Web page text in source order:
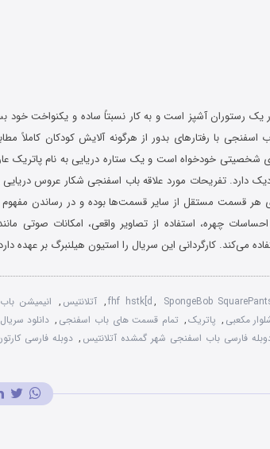
آشپز است و به کار نسبتاً ساده و یکنواخت خود
با رفتارهای بدور از هرگونه آلایش کودکان کاملاً
شخصیتی خودخواه است و یک ستاره دریایی به نام پاتریک
دارد. تفریحات مورد علاقه باب اسفنجی شکار عروس دریایی
هر قسمت مستقل از سایر قسمت‌ها بوده و در رساندن مفهوم
چهره، استفاده از تصاویر واقعی، امکانات صوتی
می‌کند. کارگردانی این سریال را استیون هیلنبرگ بر عهده
fhf hstk[d, SpongeBob
, آتلانتیس , انیمیشن
مکعبی , پاتریک, تمام قسمت های باب اسفنجی , دانلود
فارسی باب اسفنجی شهر گمشده آتلانتیس , دوبله فارسی